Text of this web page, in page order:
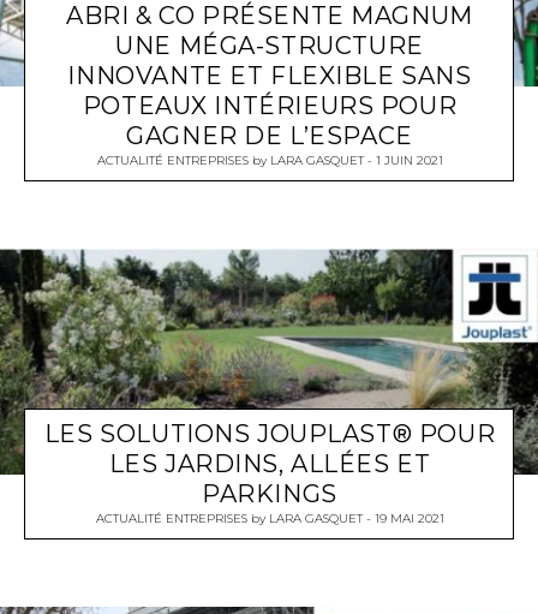
ABRI & CO PRÉSENTE MAGNUM
UNE MÉGA-STRUCTURE
INNOVANTE ET FLEXIBLE SANS
POTEAUX INTÉRIEURS POUR
GAGNER DE L’ESPACE
ACTUALITÉ ENTREPRISESby LARA GASQUET 1 JUIN 2021
LES SOLUTIONS JOUPLAST® POUR
LES JARDINS, ALLÉES ET
PARKINGS
ACTUALITÉ ENTREPRISESby LARA GASQUET 19 MAI 2021